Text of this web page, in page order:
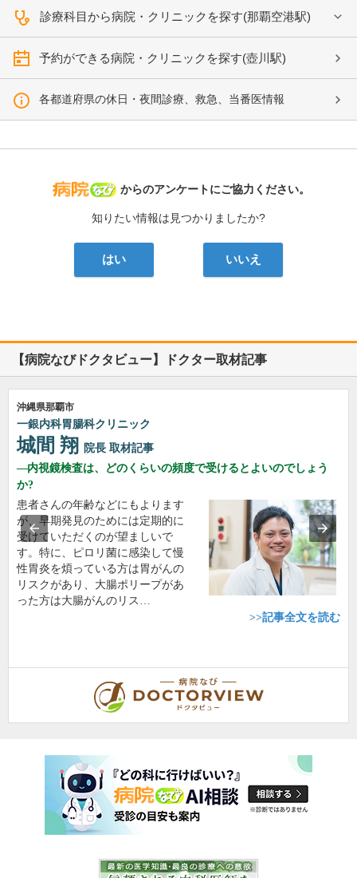
診療科目から病院・クリニックを探す(那覇空港駅)
予約ができる病院・クリニックを探す(壺川駅)
各都道府県の休日・夜間診療、救急、当番医情報
病院なび
からのアンケートにご協力ください。
知りたい情報は見つかりましたか?
はい いいえ
【病院なびドクタビュー】ドクター取材記事
沖縄県那覇市
一銀内科胃腸科クリニック
城間 翔 院長 取材記事
内視鏡検査は、どのくらいの頻度で受けるとよいのでしょう
か?
患者さんの年齢などにもよります
が、早期発見のためには定期的に
受けていただくのが望ましいで
す。特に、ピロリ菌に感染して慢
性胃炎を煩っている方は胃がんの
リスクがあり、大腸ポリープがあ
った方は大腸がんのリス…
>>記事全文を読む